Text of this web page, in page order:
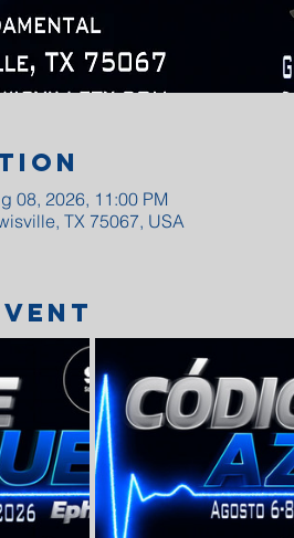
08, 2026, 11:00 PM
TX 75067, USA